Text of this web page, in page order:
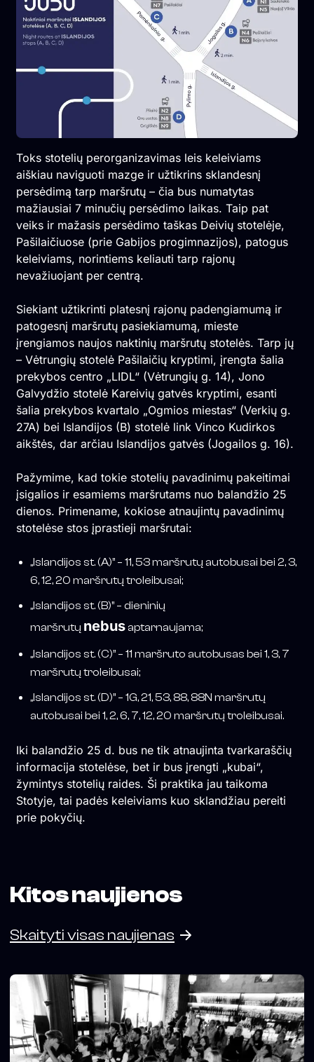
Toks stotelių perorganizavimas leis keleiviams
aiškiau naviguoti mazge ir užtikrins sklandesnį
persėdimą tarp maršrutų – čia bus numatytas
mažiausiai 7 minučių persėdimo laikas. Taip pat
veiks ir mažasis persėdimo taškas Deivių stotelėje,
Pašilaičiuose (prie Gabijos progimnazijos), patogus
keleiviams, norintiems keliauti tarp rajonų
nevažiuojant per centrą.
Siekiant užtikrinti platesnį rajonų padengiamumą ir
patogesnį maršrutų pasiekiamumą, mieste
įrengiamos naujos naktinių maršrutų stotelės. Tarp jų
– Vėtrungių stotelė Pašilaičių kryptimi, įrengta šalia
prekybos centro „LIDL“ (Vėtrungių g. 14), Jono
Galvydžio stotelė Kareivių gatvės kryptimi, esanti
šalia prekybos kvartalo „Ogmios miestas“ (Verkių g.
27A) bei Islandijos (B) stotelė link Vinco Kudirkos
aikštės, dar arčiau Islandijos gatvės (Jogailos g. 16).
Pažymime, kad tokie stotelių pavadinimų pakeitimai
įsigalios ir esamiems maršrutams nuo balandžio 25
dienos. Primename, kokiose atnaujintų pavadinimų
stotelėse stos įprastieji maršrutai:
„Islandijos st. (A)” – 11, 53 maršrutų autobusai bei 2, 3,
6, 12, 20 maršrutų troleibusai;
„Islandijos st. (B)” – dieninių
maršrutų nebusaptarnaujama;
„Islandijos st. (C)” – 11 maršruto autobusas bei 1, 3, 7
maršrutų troleibusai;
„Islandijos st. (D)” – 1G, 21, 53, 88, 88N maršrutų
autobusai bei 1, 2, 6, 7, 12, 20 maršrutų troleibusai.
Iki balandžio 25 d. bus ne tik atnaujinta tvarkaraščių
informacija stotelėse, bet ir bus įrengti „kubai“,
žymintys stotelių raides. Ši praktika jau taikoma
Stotyje, tai padės keleiviams kuo sklandžiau pereiti
prie pokyčių.
Kitos naujienos
Skaityti visas naujienas